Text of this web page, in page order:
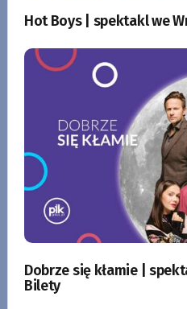
Hot Boys | spektakl we
Dobrze się kłamie |
Bilety